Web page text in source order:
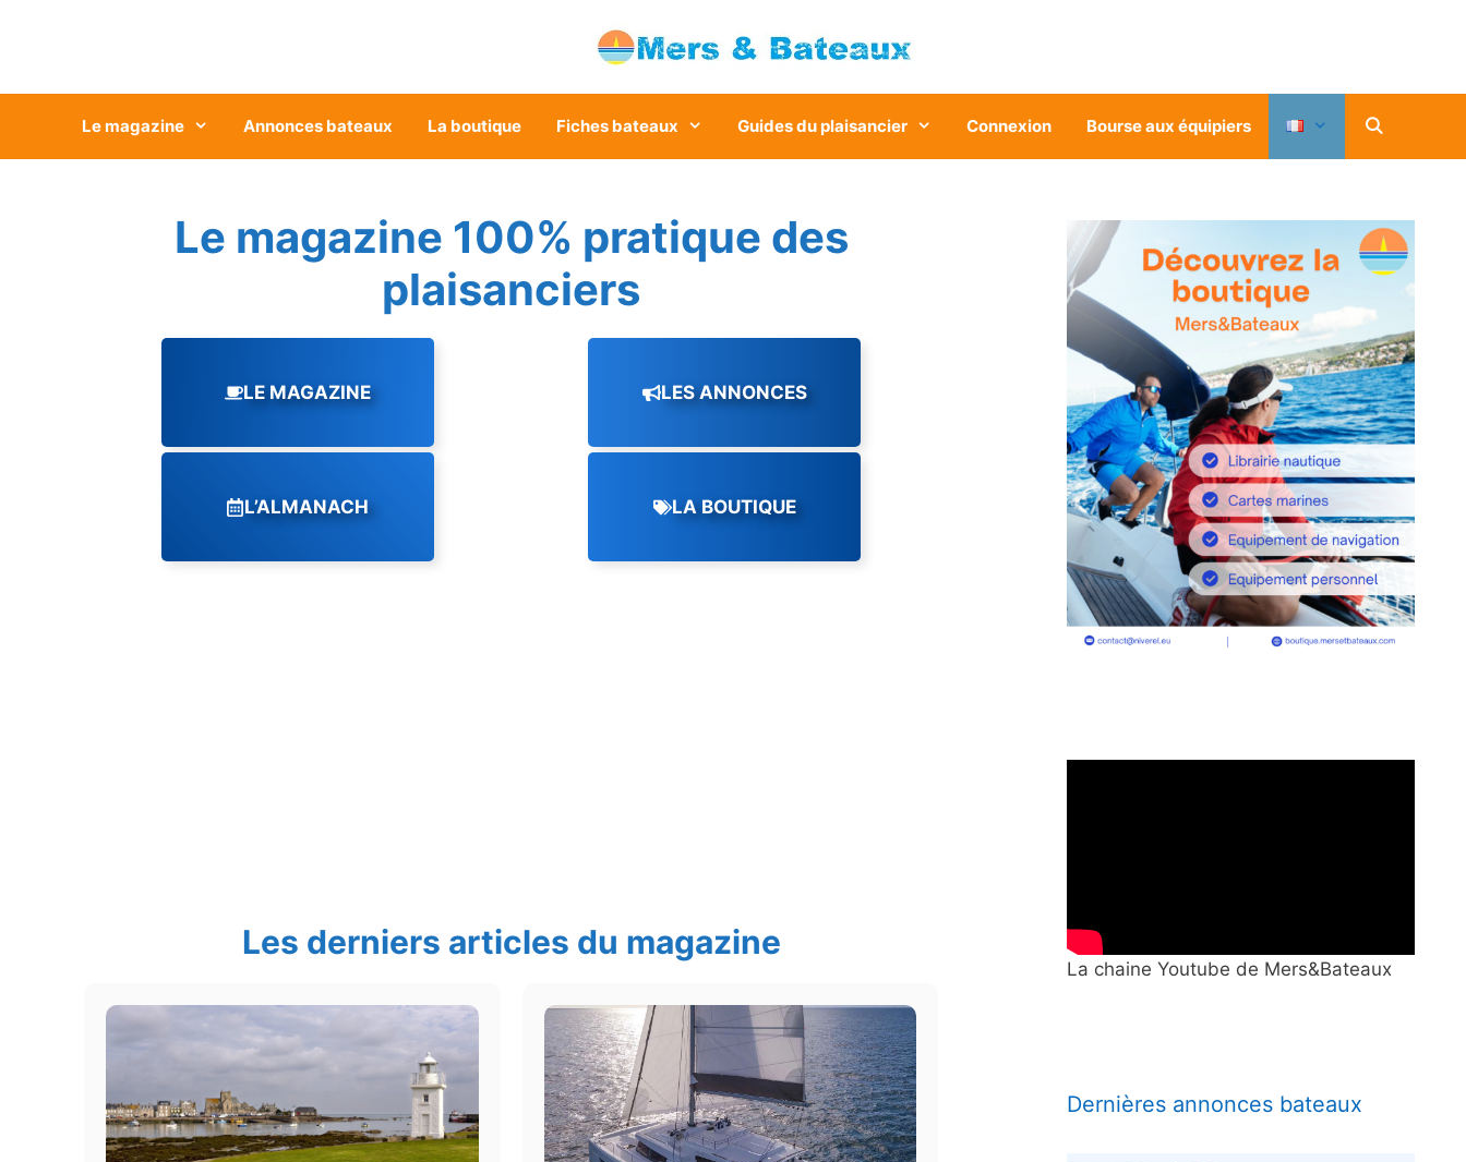
Le magazine Annonces bateaux La boutique Fiches bateaux Guides du plaisancier Connexion Bourse aux équipiers
Le magazine 100% pratique des
plaisanciers
LE MAGAZINE LES ANNONCES
L’ALMANACH LA BOUTIQUE
Les derniers articles du magazine
La chaine Youtube de Mers&Bateaux
Dernières annonces bateaux